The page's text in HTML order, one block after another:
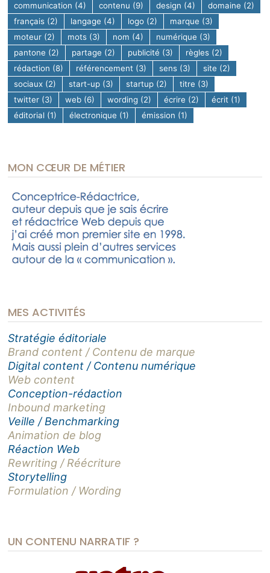
communication (4) contenu (9) design (4) domaine (2)
français (2) langage (4) logo (2) marque (3)
moteur (2) mots (3) nom (4) numérique (3)
pantone (2) partage (2) publicité (3) règles (2)
rédaction (8) référencement (3) sens (3) site (2)
sociaux (2) start-up (3) startup (2) titre (3)
twitter (3) web (6) wording (2) écrire (2) écrit (1)
éditorial (1) électronique (1) émission (1)
MON CŒUR DE MÉTIER
MES ACTIVITÉS
Stratégie éditoriale
Brand content / Contenu de marque
Digital content / Contenu numérique
Web content
Conception-rédaction
Inbound marketing
Veille / Benchmarking
Animation de blog
Réaction Web
Rewriting / Réécriture
Storytelling
Formulation / Wording
UN CONTENU NARRATIF ?